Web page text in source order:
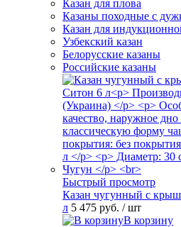
Казан для плова
Казаны походные с
Казан для
Узбекский казан
Белорусские казаны
Российские казаны
Быстрый просмотр
Казан чугунный с
л 5 475 руб. / шт
В корзину